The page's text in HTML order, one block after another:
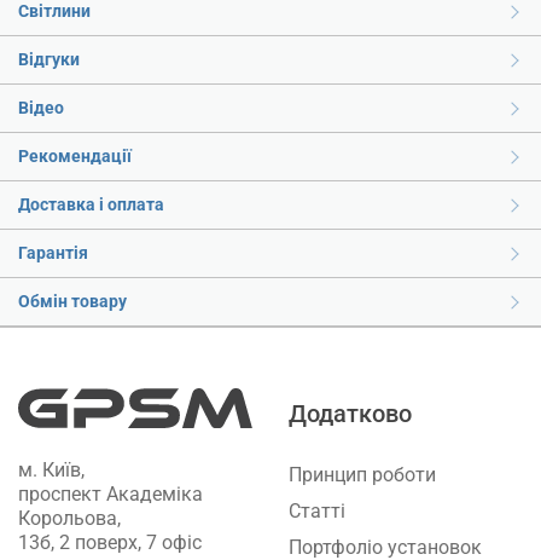
Світлини
Відгуки
Відео
Рекомендації
Доставка і оплата
Гарантія
Обмін товару
м. Київ,
проспект Академіка
Корольова,
13б, 2 поверх, 7 офіс
Додатково
Принцип роботи
Статті
Портфоліо установок